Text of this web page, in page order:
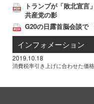
トランプが「敗北宣言
共産党の影
G20の日露首脳会談で
インフォメーション
2019.10.18
消費税率引き上げに合わせた価